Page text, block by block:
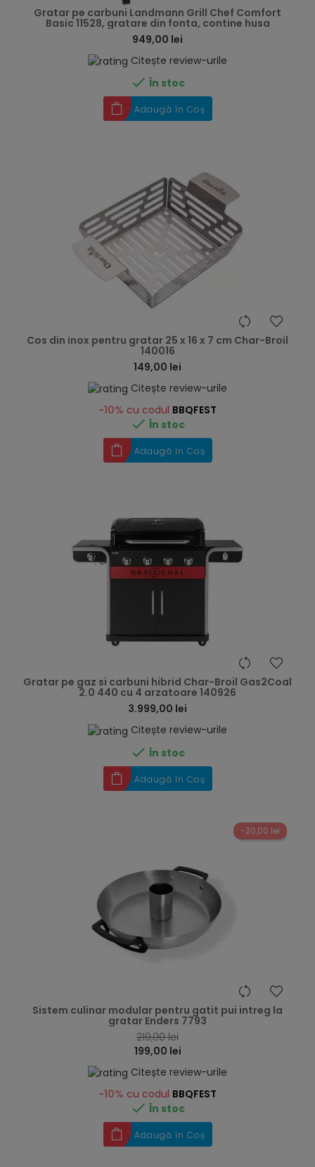
Gratar pe carbuni Landmann Grill Chef Comfort
Basic 11528, gratare din fonta, contine husa
949,00 lei
Citește review-urile
 În stoc
Adaugă în Coș
Cos din inox pentru gratar 25 x 16 x 7 cm Char-Broil
140016
149,00 lei
Citește review-urile
-10% cu codul BBQFEST
 În stoc
Adaugă în Coș
Gratar pe gaz si carbuni hibrid Char-Broil Gas2Coal
2.0 440 cu 4 arzatoare 140926
3.999,00 lei
Citește review-urile
 În stoc
Adaugă în Coș
-20,00 lei
Sistem culinar modular pentru gatit pui intreg la
gratar Enders 7793
219,00 lei
199,00 lei
Citește review-urile
-10% cu codul BBQFEST
 În stoc
Adaugă în Coș